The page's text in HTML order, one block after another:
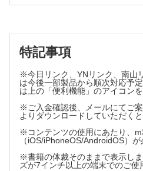
10 物忘れがひどくて... ふらふ
13 2週間前から苦しくなってき
らだるいです
15 ホント、メンタルが不安定
本当の不定愁訴患者との面談の
"本当の"不定愁訴患者との面談
不定愁訴に思う
特記事項
※今日リンク、YNリンク、南山
は今後一部製品から順次対応予
は上の「便利機能」のアイコン
※ご入金確認後、メールにてご
よりダウンロードしていただく
※コンテンツの使用にあたり、
（iOS/iPhoneOS/AndroidOS）が
※書籍の体裁そのままで表示し
ズが7インチ以上の端末でのご使